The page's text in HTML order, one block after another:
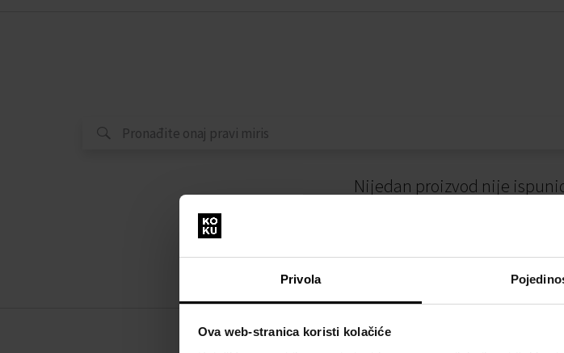
Privola
Ova web-stranica koristi kolačiće
Nijedan proizvod nije